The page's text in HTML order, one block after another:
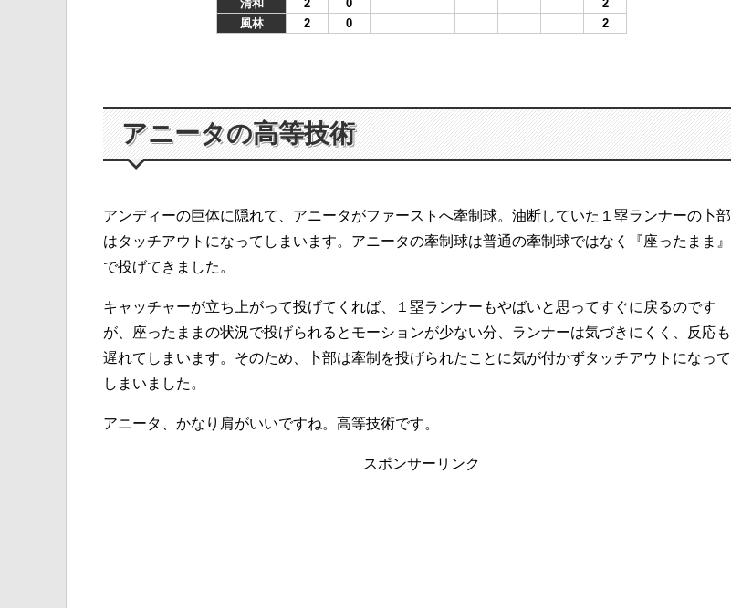
清和
2 0
2
風林
2 0 2
アニータの高等技術
アンディーの巨体に隠れて、アニータがファーストへ牽制球。油断していた１塁ランナーの卜部
はタッチアウトになってしまいます。アニータの牽制球は普通の牽制球ではなく『座ったまま』
で投げてきました。
キャッチャーが立ち上がって投げてくれば、１塁ランナーもやばいと思ってすぐに戻るのです
が、座ったままの状況で投げられるとモーションが少ない分、ランナーは気づきにくく、反応も
遅れてしまいます。そのため、卜部は牽制を投げられたことに気が付かずタッチアウトになって
しまいました。
アニータ、かなり肩がいいですね。高等技術です。
スポンサーリンク